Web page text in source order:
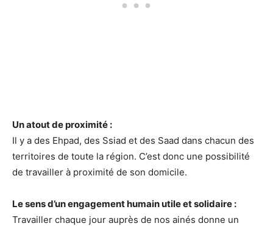
Un atout de proximité :
Il y a des Ehpad, des Ssiad et des Saad dans chacun des
territoires de toute la région. C’est donc une possibilité
de travailler à proximité de son domicile.
Le sens d’un engagement humain utile et solidaire :
Travailler chaque jour auprès de nos ainés donne un